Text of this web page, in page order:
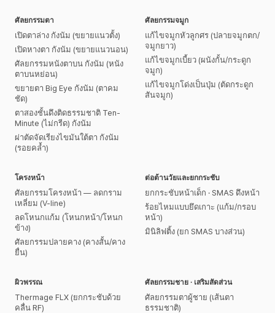
ศัลยกรรมตา
เปิดตาล่าง กังนัม (ขยายแนวตั้ง)
เปิดหางตา กังนัม (ขยายแนวนอน)
ศัลยกรรมหนังตาบน กังนัม (หนัง
ตาบนหย่อน)
ขยายตา Big Eye กังนัม (ตาคม
ชัด)
ตาสองชั้นดึงติดธรรมชาติ Ten-
Minute (ไม่กรีด) กังนัม
ผ่าตัดจัดเรียงไขมันใต้ตา กังนัม
(รอยคล้ำ)
ศัลยกรรมจมูก
แก้ไขจมูกหัวลูกศร (ปลายจมูกตก/
จมูกยาว)
แก้ไขจมูกเบี้ยว (ผนังกั้น/กระดูก
จมูก)
แก้ไขจมูกโด่งเป็นปุ่ม (ตัดกระดูก
สันจมูก)
โครงหน้า
ศัลยกรรมโครงหน้า — ลดกราม
เหลี่ยม (V-line)
ลดโหนกแก้ม (โหนกหน้า/โหนก
ข้าง)
ศัลยกรรมปลายคาง (คางสั้น/คาง
ยื่น)
ต่อต้านวัยและยกกระชับ
ยกกระชับหน้าเด็ก · SMAS ดึงหน้า
ร้อยไหมแบบยึดเกาะ (แก้ม/กรอบ
หน้า)
มินิลิฟติ้ง (ยก SMAS บางส่วน)
ผิวพรรณ
Thermage FLX (ยกกระชับด้วย
คลื่น RF)
ศัลยกรรมชาย · เสริมสัดส่วน
ศัลยกรรมตาผู้ชาย (เส้นตา
ธรรมชาติ)